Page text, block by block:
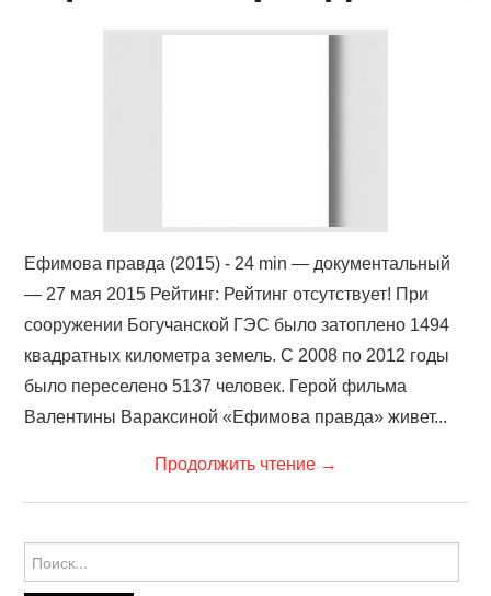
Ефимова правда (2015) - 24 min — документальный
— 27 мая 2015 Рейтинг: Рейтинг отсутствует! При
сооружении Богучанской ГЭС было затоплено 1494
квадратных километра земель. С 2008 по 2012 годы
было переселено 5137 человек. Герой фильма
Валентины Вараксиной «Ефимова правда» живет...
Продолжить чтение →